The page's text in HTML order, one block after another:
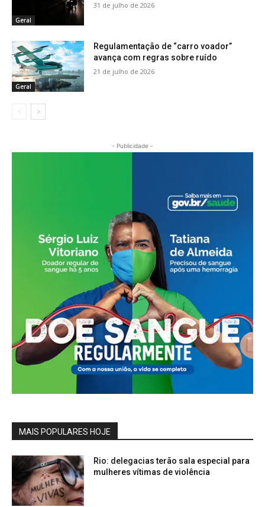
Geral
31 de julho de 2026
Geral
Regulamentação de “carro voador”
avança com regras sobre ruído
21 de julho de 2026
- Publicidade -
MAIS POPULARES HOJE
Rio: delegacias terão sala especial para
mulheres vítimas de violência